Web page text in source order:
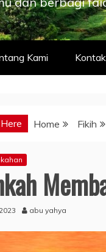
Kami
Home Fikih
abu yahya